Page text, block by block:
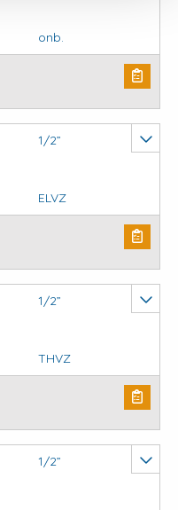
onb.
1/2”
ELVZ
1/2”
THVZ
1/2”